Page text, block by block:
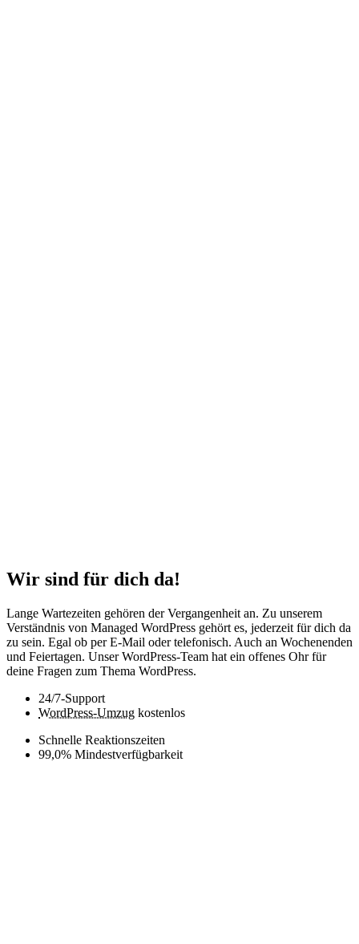
Wir sind für dich da!
Lange Wartezeiten gehören der Vergangenheit an. Zu unserem
Verständnis von Managed WordPress gehört es, jederzeit für dich da
zu sein. Egal ob per E-Mail oder telefonisch. Auch an Wochenenden
und Feiertagen. Unser WordPress-Team hat ein offenes Ohr für
deine Fragen zum Thema WordPress.
24/7-Support
WordPress-Umzug kostenlos
Schnelle Reaktionszeiten
99,0% Mindestverfügbarkeit